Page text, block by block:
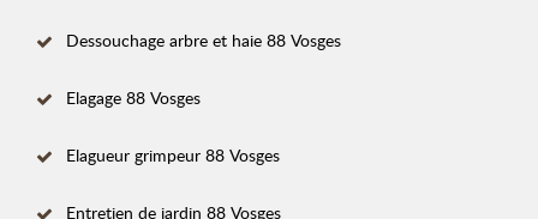
Dessouchage arbre et haie 88 Vosges
Elagage 88 Vosges
Elagueur grimpeur 88 Vosges
Entretien de jardin 88 Vosges